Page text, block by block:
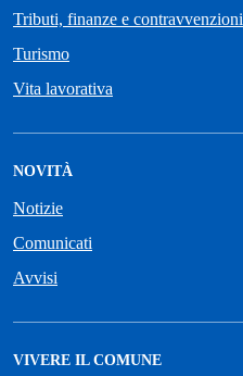
Tributi, finanze e contravvenzioni
Turismo
Vita lavorativa
NOVITÀ
Notizie
Comunicati
Avvisi
VIVERE IL COMUNE